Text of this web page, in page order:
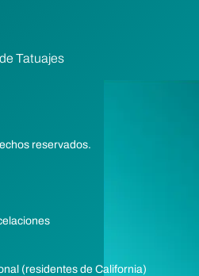
Tatuajes
reservados.
(residentes de California)